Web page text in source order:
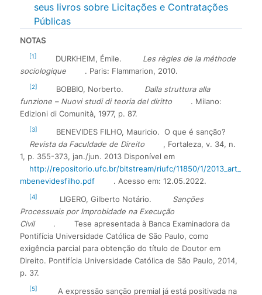
seus livros sobre Licitações e Contratações
Públicas
NOTAS
[1] DURKHEIM, Émile.
Les règles de la méthode
sociologique
. Paris: Flammarion, 2010.
[2] BOBBIO, Norberto.
Dalla struttura alla
funzione – Nuovi studi di teoria del diritto
. Milano:
Edizioni di Comunità, 1977, p. 87.
[3]
BENEVIDES FILHO, Mauricio. O que é sanção?
Revista da Faculdade de Direito
, Fortaleza, v. 34, n.
1, p. 355-373, jan./jun. 2013 Disponível em
http://repositorio.ufc.br/bitstream/riufc/11850/1/2013_art_
mbenevidesfilho.pdf
. Acesso em: 12.05.2022.
[4] LIGERO, Gilberto Notário.
Sanções
Processuais por Improbidade na Execução
Civil
.
Tese apresentada à Banca Examinadora da
Pontifícia Universidade Católica de São Paulo, como
exigência parcial para obtenção do título de Doutor em
Direito. Pontifícia Universidade Católica de São Paulo, 2014,
p. 37.
[5]
A expressão sanção premial já está positivada na